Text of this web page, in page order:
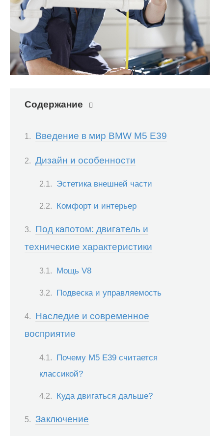
Содержание
Введение в мир BMW M5 E39
Дизайн и особенности
Эстетика внешней части
Комфорт и интерьер
Под капотом: двигатель и
технические характеристики
Мощь V8
Подвеска и управляемость
Наследие и современное
восприятие
Почему M5 E39 считается
классикой?
Куда двигаться дальше?
Заключение